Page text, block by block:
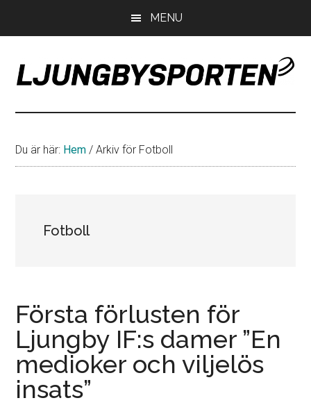
primära
sidofältet
MENU
LjungbySporten
om
Troja
Du är här: Hem / Arkiv för Fotboll
Fotboll
Första förlusten för
Ljungby IF:s damer ”En
medioker och viljelös
insats”